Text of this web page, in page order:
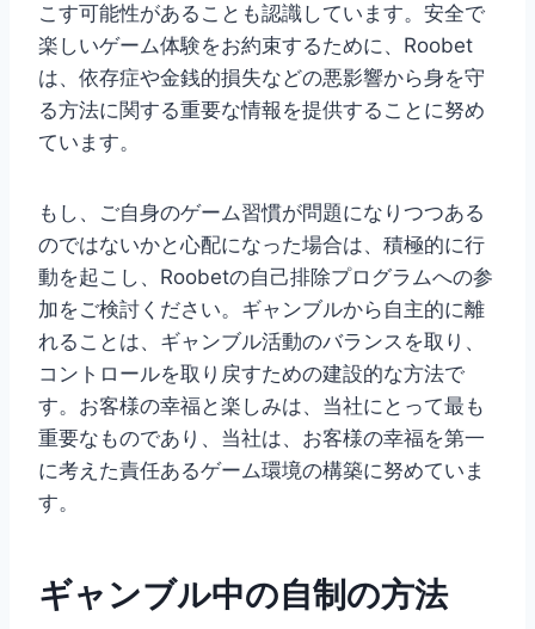
こす可能性があることも認識しています。安全で
楽しいゲーム体験をお約束するために、Roobet
は、依存症や金銭的損失などの悪影響から身を守
る方法に関する重要な情報を提供することに努め
ています。
もし、ご自身のゲーム習慣が問題になりつつある
のではないかと心配になった場合は、積極的に行
動を起こし、Roobetの自己排除プログラムへの参
加をご検討ください。ギャンブルから自主的に離
れることは、ギャンブル活動のバランスを取り、
コントロールを取り戻すための建設的な方法で
す。お客様の幸福と楽しみは、当社にとって最も
重要なものであり、当社は、お客様の幸福を第一
に考えた責任あるゲーム環境の構築に努めていま
す。
ギャンブル中の自制の方法